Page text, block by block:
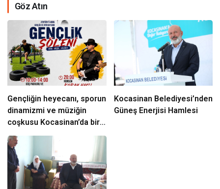
Göz Atın
Gençliğin heyecanı, sporun
dinamizmi ve müziğin
coşkusu Kocasinan’da bir
araya geliyor!
Kocasinan Belediyesi’nden
Güneş Enerjisi Hamlesi